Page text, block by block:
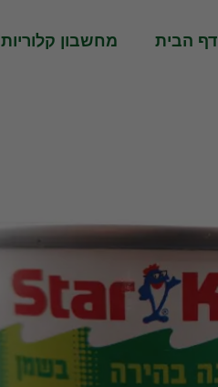
דף הבית מחשבון קלוריות